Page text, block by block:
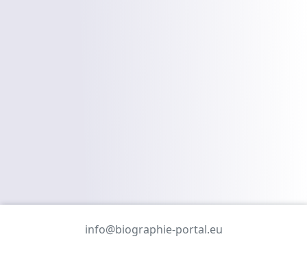
info@biographie-portal.eu